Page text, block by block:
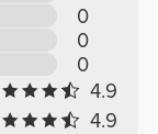
0
0
0
4.9
4.9